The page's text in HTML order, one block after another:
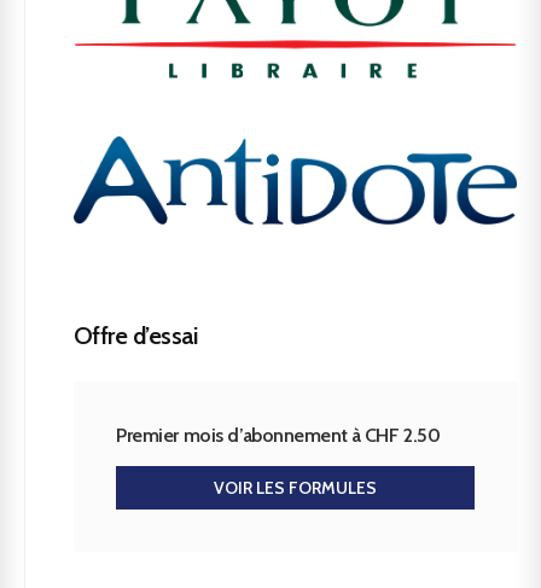
Offre d’essai
Premier mois d’abonnement à CHF 2.50
VOIR LES FORMULES